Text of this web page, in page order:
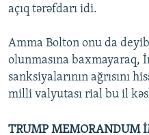
açıq tərəfdarı idi.
Amma Bolton onu da
olunmasına baxmayaraq,
sanksiyalarının ağrısını
milli valyutası rial bu il
TRUMP MEMORANDUM